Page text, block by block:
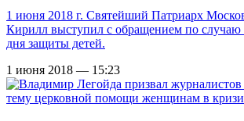
1 июня 2018 г. Святейший Патриарх
Кирилл выступил с обращением по
дня защиты детей.
1 июня 2018 — 15:23